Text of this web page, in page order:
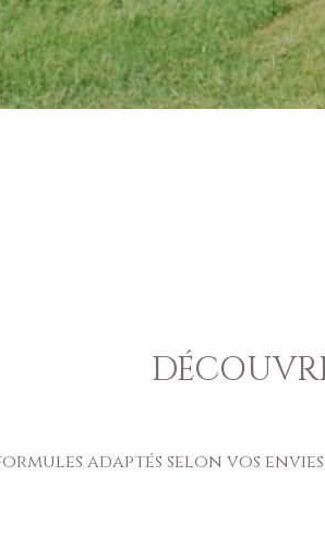
adaptés selon vos